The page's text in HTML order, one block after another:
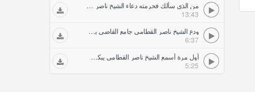
من الذي سألك فحرمته دعاء الشيخ ناصر القطامي الخاشع ليلة رمضان ه وفيه الدعاء لأهل غزة
13:43
ودع الشيخ ناصر القطامي جامع القاضي بهذا البكا واللجأ إلى الله ذاهبا إلى الكويت ليلة رمضان مونتاج ورثان الجنان
6:37
أول مرة أسمع الشيخ ناصر القطامي يبكي هكذا رمضان ه
5:25